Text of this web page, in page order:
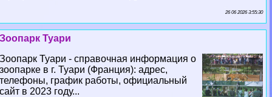
26 06 2026 3:55:30
Зоопарк Туари
Зоопарк Туари - справочная информация о
зоопарке в г. Туари (Франция): адрес,
телефоны, график работы, официальный
сайт в 2023 году...